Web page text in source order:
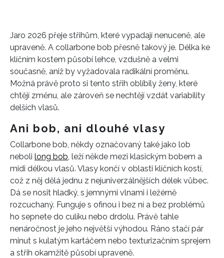
Jaro 2026 přeje střihům, které vypadají nenuceně, ale
upraveně. A collarbone bob přesně takový je. Délka ke
klíčním kostem působí lehce, vzdušně a velmi
současně, aniž by vyžadovala radikální proměnu.
Možná právě proto si tento střih oblíbily ženy, které
chtějí změnu, ale zároveň se nechtějí vzdát variability
delších vlasů.
Ani bob, ani dlouhé vlasy
Collarbone bob, někdy označovaný také jako lob
neboli long bob , leží někde mezi klasickým bobem a
midi délkou vlasů. Vlasy končí v oblasti klíčních kostí,
což z něj dělá jednu z nejuniverzálnějších délek vůbec.
Dá se nosit hladký, s jemnými vlnami i ležérně
rozcuchaný. Funguje s ofinou i bez ní a bez problémů
ho sepnete do culíku nebo drdolu. Právě tahle
nenáročnost je jeho největší výhodou. Ráno stačí pár
minut s kulatým kartáčem nebo texturizačním sprejem
a střih okamžitě působí upraveně.